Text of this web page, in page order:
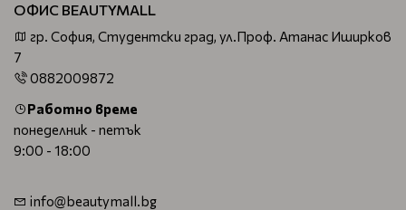
ОФИС BEAUTYMALL
гр. София, Студентски град, ул.Проф. Атанас Иширков
7
0882009872
Работно време
понеделник - петък
9:00 - 18:00
info@beautymall.bg